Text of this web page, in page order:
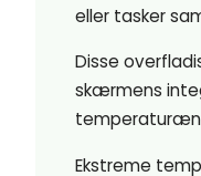
eller tasker
Disse
skærmens
Ekstreme